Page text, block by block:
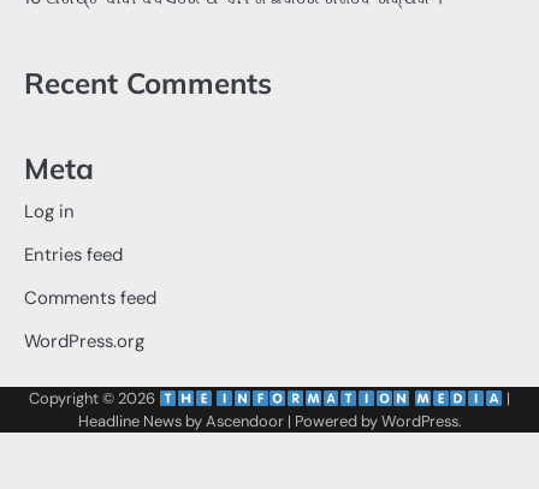
Recent Comments
Meta
Log in
Entries feed
Comments feed
WordPress.org
Copyright © 2026
|
Headline News byAscendoor| Powered byWordPress.